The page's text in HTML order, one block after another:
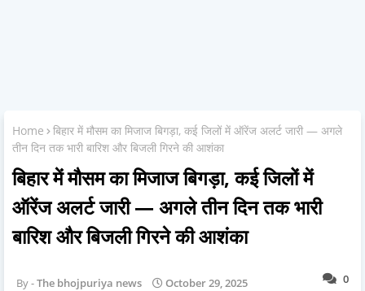
Home
बिहार में मौसम का मिजाज बिगड़ा, कई जिलों में ऑरेंज अलर्ट जारी — अगले
तीन दिन तक भारी बारिश और बिजली गिरने की आशंका
बिहार में मौसम का मिजाज बिगड़ा, कई जिलों में
ऑरेंज अलर्ट जारी — अगले तीन दिन तक भारी
बारिश और बिजली गिरने की आशंका
0
The bhojpuriya news October 29, 2025